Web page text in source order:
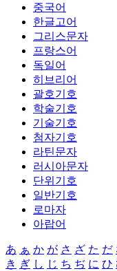
중국어
한글고어
그리스문자
프랑스어
독일어
히브리어
괄호기호
학술기호
기술기호
첨자기호
라틴문자
러시아문자
단위기호
일반기호
로마자
아랍어
あ ぁ か が さ ざ た だ
き ぎ し じ ち ぢ に ひ